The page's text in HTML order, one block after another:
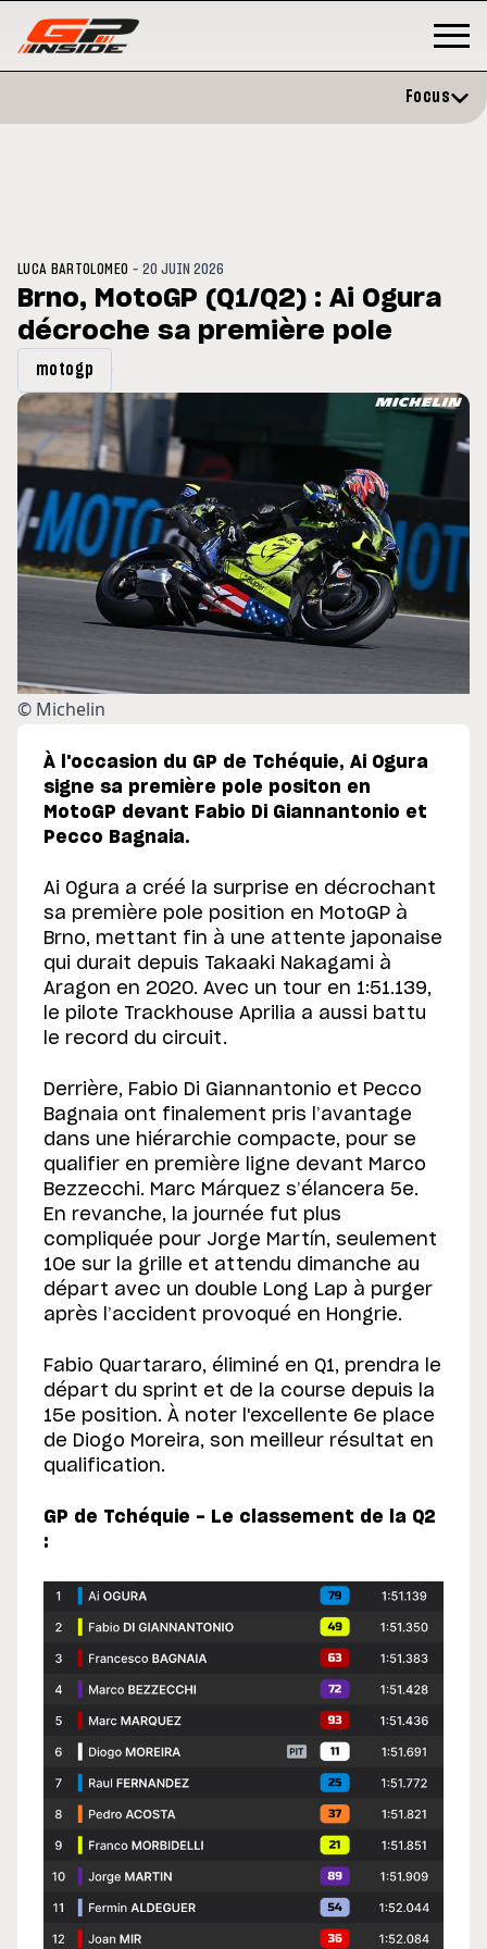
du GP de Grande-
MOTO GP
Focus
LUCA BARTOLOMEO -20 JUIN 2026
Brno, MotoGP (Q1/Q2) : Ai Ogura
décroche sa première pole
motogp
© Michelin
À l'occasion du GP de Tchéquie, Ai Ogura
signe sa première pole positon en
MotoGP devant Fabio Di Giannantonio et
Pecco Bagnaia.
Ai Ogura a créé la surprise en décrochant
sa première pole position en MotoGP à
Brno, mettant fin à une attente japonaise
qui durait depuis Takaaki Nakagami à
Aragon en 2020. Avec un tour en 1:51.139,
le pilote Trackhouse Aprilia a aussi battu
le record du circuit.
Derrière, Fabio Di Giannantonio et Pecco
Bagnaia ont finalement pris l’avantage
dans une hiérarchie compacte, pour se
qualifier en première ligne devant Marco
Bezzecchi. Marc Márquez s’élancera 5e.
En revanche, la journée fut plus
compliquée pour Jorge Martín, seulement
10e sur la grille et attendu dimanche au
départ avec un double Long Lap à purger
après l’accident provoqué en Hongrie.
Fabio Quartararo, éliminé en Q1, prendra le
départ du sprint et de la course depuis la
15e position. À noter l'excellente 6e place
de Diogo Moreira, son meilleur résultat en
qualification.
GP de Tchéquie - Le classement de la Q2
: